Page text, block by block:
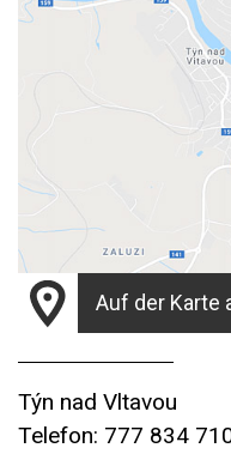
Auf der Karte
Týn nad Vltavou
Telefon: 777 834